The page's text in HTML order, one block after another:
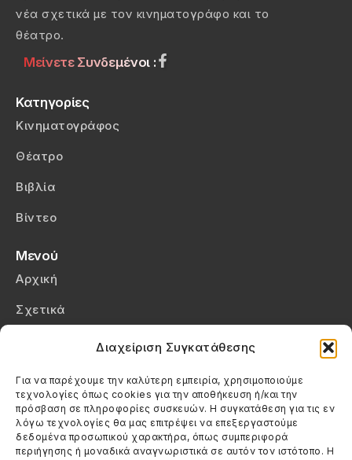
Διαχείριση Συγκατάθεσης
Για να παρέχουμε την καλύτερη εμπειρία, χρησιμοποιούμε
τεχνολογίες όπως cookies για την αποθήκευση ή/και την
πρόσβαση σε πληροφορίες συσκευών. Η συγκατάθεση για τις εν
λόγω τεχνολογίες θα μας επιτρέψει να επεξεργαστούμε
δεδομένα προσωπικού χαρακτήρα, όπως συμπεριφορά
περιήγησης ή μοναδικά αναγνωριστικά σε αυτόν τον ιστότοπο. Η
νέα σχετικά με τον κινηματογράφο και το
θέατρο.
Μείνετε Συνδεμένοι :
Κατηγορίες
Κινηματογράφος
Θέατρο
Βιβλία
Βίντεο
Μενού
Αρχική
Σχετικά
Πολιτική Cookies (ΕΕ)
Στοιχεία Επικοινωνίας
Καλεσέ μας